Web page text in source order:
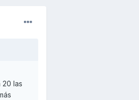
las